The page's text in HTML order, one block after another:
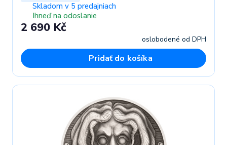
Skladom v 5 predajniach
Ihneď na odoslanie
2 690 Kč
oslobodené od DPH
Pridať do košíka